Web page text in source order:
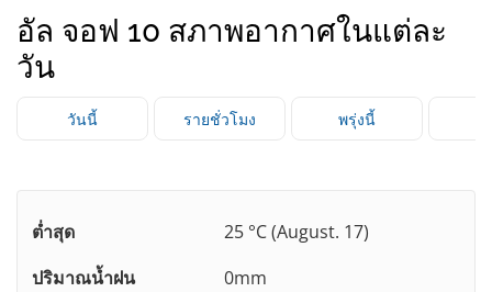
อัล จอฟ 10 สภาพอากาศในแต่ละ
วัน
วันนี้ รายชั่วโมง พรุ่งนี้
ต่ำสุด
25 °C (August. 17)
ปริมาณน้ำฝน
0mm